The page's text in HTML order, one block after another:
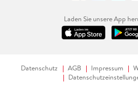
Laden Sie unsere App
Datenschutz AGB Impressum